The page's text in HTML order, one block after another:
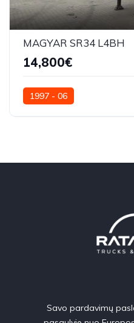
MAGYAR SR34 L4BH
14,800€
1997 - 06
Savo pardavimų